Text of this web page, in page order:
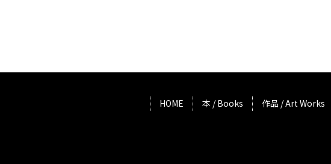
HOME 本 / Books 作品 / Art Works